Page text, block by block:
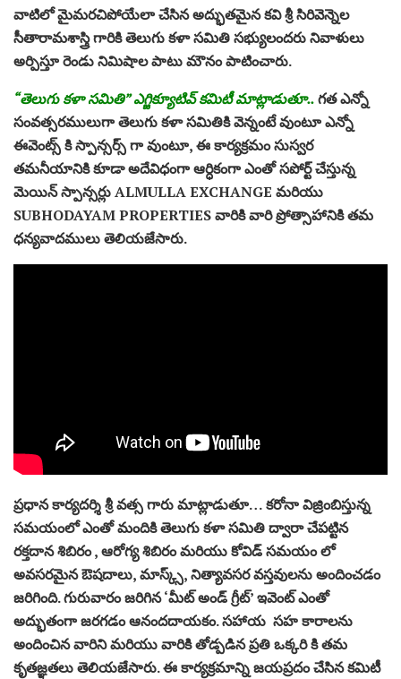
వాటిలో మైమరచిపోయేలా చేసిన అద్భుతమైన కవి శ్రీ సిరివెన్నెల
సీతారామశాస్త్రి గారికి తెలుగు కళా సమితి సభ్యులందరు నివాళులు
అర్పిస్తూ రెండు నిమిషాల పాటు మౌనం పాటించారు.
“తెలుగు కళా సమితి” ఎగ్జిక్యూటివ్ కమిటీ మాట్లాడుతూ..గత ఎన్నో
సంవత్సరములుగా తెలుగు కళా సమితికి వెన్నంటే వుంటూ ఎన్నో
ఈవెంట్స్ కి స్పాన్సర్స్ గా వుంటూ, ఈ కార్యక్రమం సుస్వర
తమనీయానికి కూడా అదేవిధంగా ఆర్ధికంగా ఎంతో సపోర్ట్ చేస్తున్న
మెయిన్ స్పాన్సర్లు ALMULLA EXCHANGE మరియు
SUBHODAYAM PROPERTIES వారికి వారి ప్రోత్సాహానికి తమ
ధన్యవాదములు తెలియజేసారు.
ప్రధాన కార్యదర్శి శ్రీ వత్స గారు మాట్లాడుతూ… కరోనా విజ్రింబిస్తున్న
సమయంలో ఎంతో మందికి తెలుగు కళా సమితి ద్వారా చేపట్టిన
రక్తదాన శిబిరం , ఆరోగ్య శిబిరం మరియు కోవిడ్ సమయం లో
అవసరమైన ఔషదాలు, మాస్క్స్, నిత్యావసర వస్తవులను అందించడం
జరిగింది. గురువారం జరిగిన ‘మీట్ అండ్ గ్రీట్’ ఇవెంట్ ఎంతో
అద్భుతంగా జరగడం ఆనందదాయకం. సహాయ సహ కారాలను
అందించిన వారిని మరియు వారికి తోడ్పడిన ప్రతి ఒక్కరి కి తమ
కృతజ్ఞతలు తెలియజేసారు. ఈ కార్యక్రమాన్ని జయప్రదం చేసిన కమిటీ